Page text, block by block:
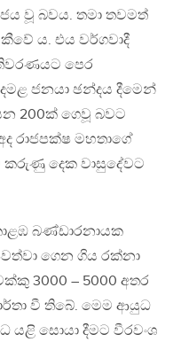
වූ බවය. තමා තවමත්
ය. එය වර්ගවාදී
පෙර
ජනයා ඡන්දය දීමෙන්
200ක් ගෙවූ බවට
රාජපක්ෂ මහතාගේ
දෙක වාසුදේවට
බණ්ඩාරනායක
ගෙන ගිය රක්නා
3000 – 5000 අතර
වී තිබේ. මෙම ආයුධ
යළි සොයා දීමට වීරවංශ